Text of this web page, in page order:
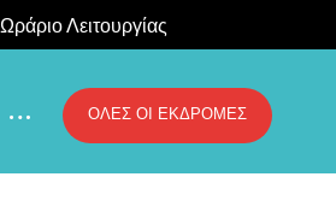
Ωράριο Λειτουργίας
ΟΛΕΣ ΟΙ ΕΚΔΡΟΜΕΣ